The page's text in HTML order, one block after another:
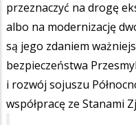
przeznaczyć na drogę
albo na modernizację
są jego zdaniem
bezpieczeństwa
i rozwój sojuszu
współpracę ze Stanami